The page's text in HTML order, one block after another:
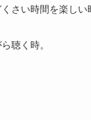
さい時間を楽しい
聴く時。